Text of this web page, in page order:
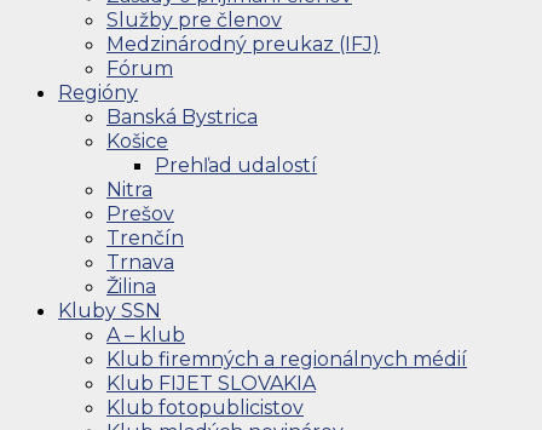
Služby pre členov
Medzinárodný preukaz (IFJ)
Fórum
Regióny
Banská Bystrica
Košice
Prehľad udalostí
Nitra
Prešov
Trenčín
Trnava
Žilina
Kluby SSN
A – klub
Klub firemných a regionálnych médií
Klub FIJET SLOVAKIA
Klub fotopublicistov